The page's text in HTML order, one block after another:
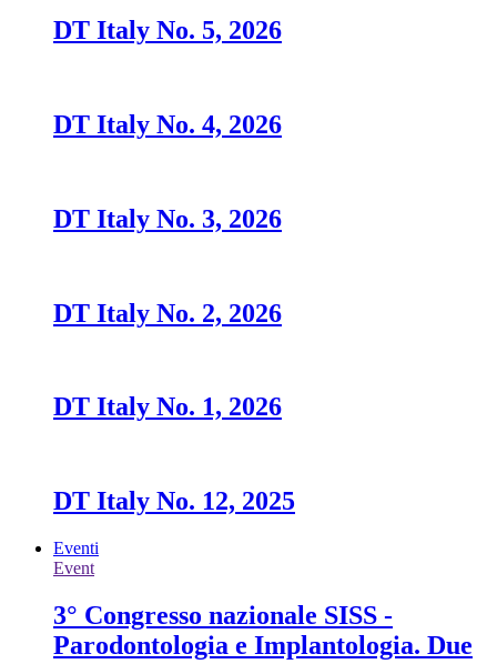
DT Italy No. 5, 2026
DT Italy No. 4, 2026
DT Italy No. 3, 2026
DT Italy No. 2, 2026
DT Italy No. 1, 2026
DT Italy No. 12, 2025
Eventi
Event
3° Congresso nazionale SISS -
Parodontologia e Implantologia. Due